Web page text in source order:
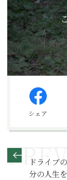
シェア
ドライブ
分の人生